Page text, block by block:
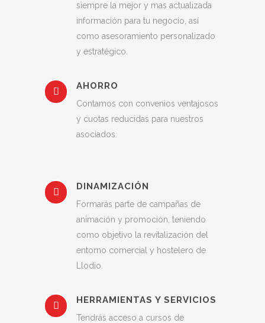
siempre la mejor y mas actualizada
información para tu negocio, así
como asesoramiento personalizado
y estratégico.
AHORRO
Contamos con convenios ventajosos
y cuotas reducidas para nuestros
asociados.
DINAMIZACIÓN
Formarás parte de campañas de
animación y promoción, teniendo
como objetivo la revitalización del
entorno comercial y hostelero de
Llodio.
HERRAMIENTAS Y SERVICIOS
Tendrás acceso a cursos de